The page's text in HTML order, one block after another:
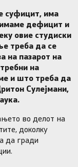
суфицит, има
имаме дефицит и
овие студиски
треба да се
на пазарот на
на
и што треба да
Сулејмани,
во делот на
доколку
да гради